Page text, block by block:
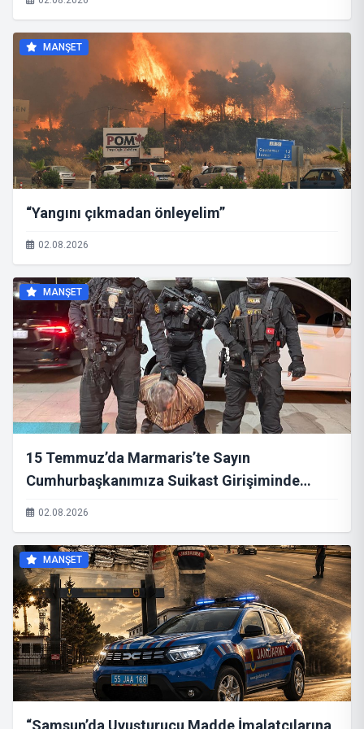
MANŞET
“Yangını çıkmadan önleyelim”
02.08.2026
MANŞET
15 Temmuz’da Marmaris’te Sayın
Cumhurbaşkanımıza Suikast Girişiminde
Bulunan, Kırmızı Bültenle Aranan FETÖ
02.08.2026
MANŞET
“Samsun’da Uyuşturucu Madde İmalatçılarına